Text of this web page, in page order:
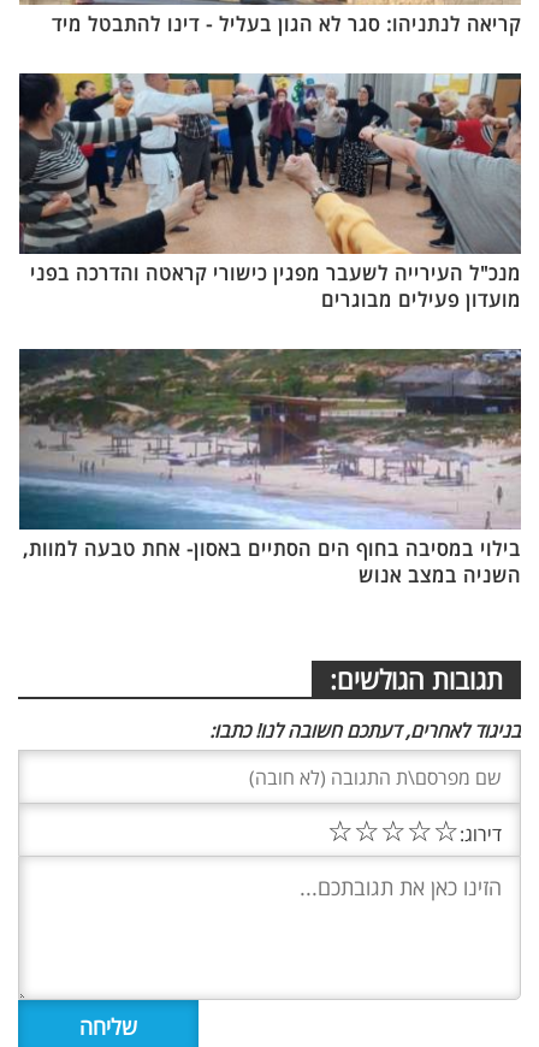
קריאה לנתניהו: סגר לא הגון בעליל - דינו להתבטל מיד
מנכ"ל העירייה לשעבר מפגין כישורי קראטה והדרכה בפני
מועדון פעילים מבוגרים
בילוי במסיבה בחוף הים הסתיים באסון- אחת טבעה למוות,
השניה במצב אנוש
תגובות הגולשים:
בניגוד לאחרים, דעתכם חשובה לנו! כתבו:
דירוג:☆
☆
☆
☆
☆